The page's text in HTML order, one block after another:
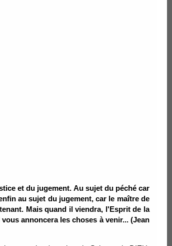
et du jugement. Au sujet du péché car
au sujet du jugement, car le maître de
Mais quand il viendra, l'Esprit de la
annoncera les choses à venir... (Jean